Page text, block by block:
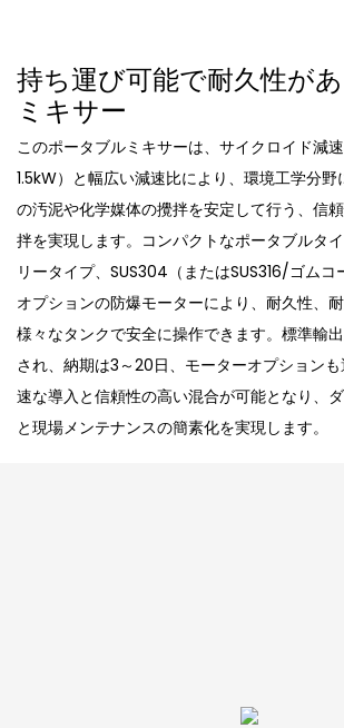
持ち運び可能で耐久性が
ミキサー
このポータブルミキサーは、サイクロイド減
1.5kW）と幅広い減速比により、環境工学分
の汚泥や化学媒体の攪拌を安定して行う、信
拌を実現します。コンパクトなポータブルタ
リータイプ、SUS304（またはSUS316/ゴムコ
オプションの防爆モーターにより、耐久性、耐
様々なタンクで安全に操作できます。標準輸
され、納期は3～20日、モーターオプション
速な導入と信頼性の高い混合が可能となり、
と現場メンテナンスの簡素化を実現します。